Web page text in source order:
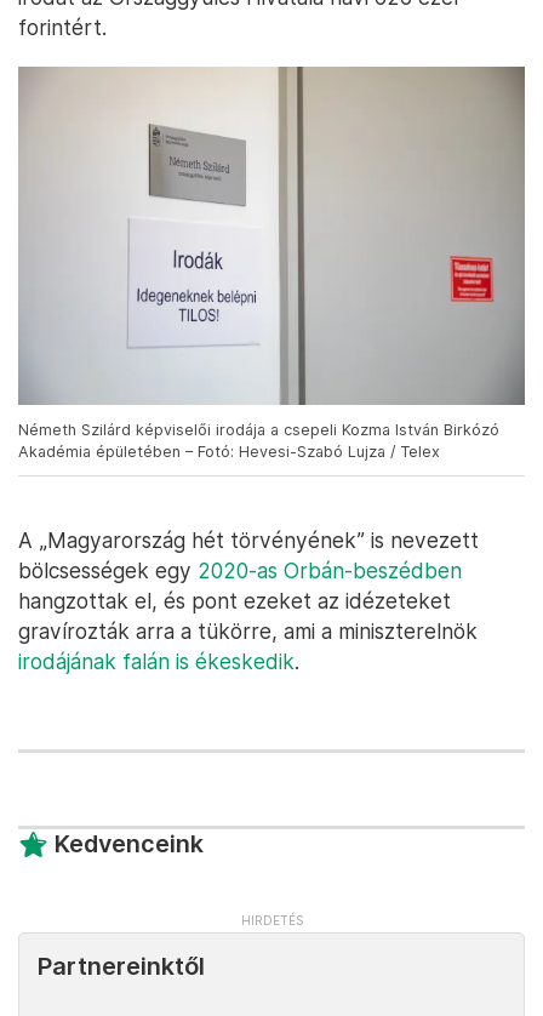
forintért.
Németh Szilárd képviselői irodája a csepeli Kozma István Birkózó
Akadémia épületében – Fotó: Hevesi-Szabó Lujza / Telex
A „Magyarország hét törvényének” is nevezett
bölcsességek egy 2020-as Orbán-beszédben
hangzottak el, és pont ezeket az idézeteket
gravírozták arra a tükörre, ami a miniszterelnök
irodájának falán is ékeskedik.
Kedvenceink
Partnereinktől